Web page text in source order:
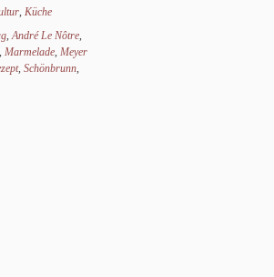
, Küche
,André Le Nôtre,
, Marmelade, Meyer
, Schönbrunn,